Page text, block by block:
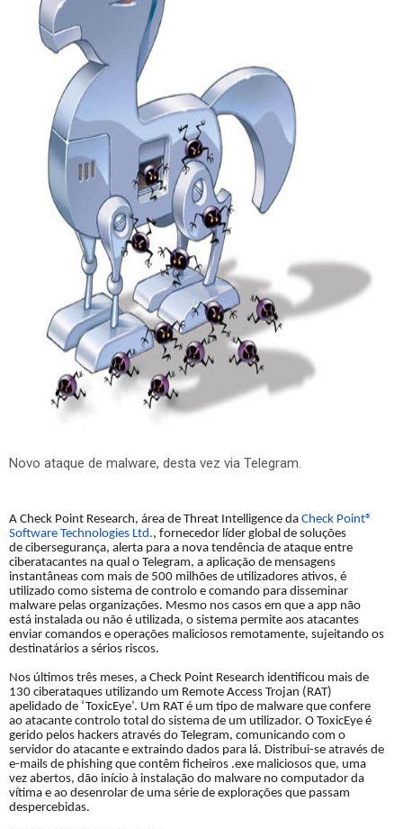
Novo ataque de malware, desta vez via Telegram.
A Check Point Research, área de Threat Intelligence da Check Point®
Software Technologies Ltd., fornecedor líder global de soluções
de cibersegurança, alerta para a nova tendência de ataque entre
ciberatacantes na qual o Telegram, a aplicação de mensagens
instantâneas com mais de 500 milhões de utilizadores ativos, é
utilizado como sistema de controlo e comando para disseminar
malware pelas organizações. Mesmo nos casos em que a app não
está instalada ou não é utilizada, o sistema permite aos atacantes
enviar comandos e operações maliciosos remotamente, sujeitando os
destinatários a sérios riscos.
Nos últimos três meses, a Check Point Research identificou mais de
130 ciberataques utilizando um Remote Access Trojan (RAT)
apelidado de ‘ToxicEye’. Um RAT é um tipo de malware que confere
ao atacante controlo total do sistema de um utilizador. O ToxicEye é
gerido pelos hackers através do Telegram, comunicando com o
servidor do atacante e extraindo dados para lá. Distribui-se através de
e-mails de phishing que contêm ficheiros .exe maliciosos que, uma
vez abertos, dão início à instalação do malware no computador da
vítima e ao desenrolar de uma série de explorações que passam
despercebidas.